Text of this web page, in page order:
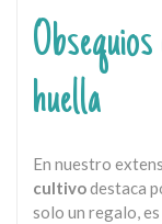
huella
En nuestro
cultivodestaca
solo un regalo,